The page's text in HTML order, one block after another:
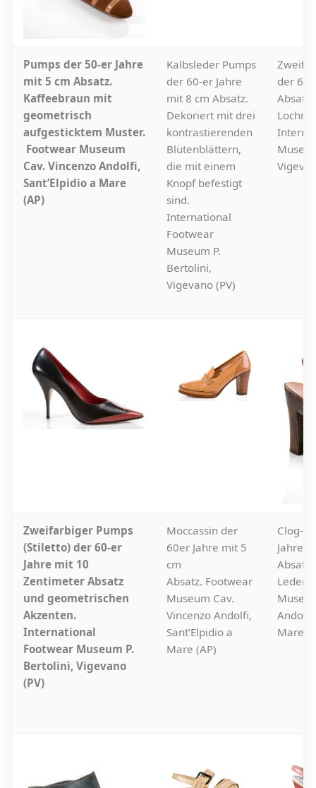
Pumps der 50-er Jahre
mit 5 cm Absatz.
Kaffeebraun mit
geometrisch
aufgesticktem Muster.
Footwear Museum
Cav. Vincenzo Andolfi,
Sant’Elpidio a Mare
(AP)
Kalbsleder Pumps
der 60-er Jahre
mit 8 cm Absatz.
Dekoriert mit drei
kontrastierenden
Blütenblättern,
die mit einem
Knopf befestigt
sind.
International
Footwear
Museum P.
Bertolini,
Vigevano (PV)
der 60-
Absatz
Zweifarbiger Pumps
(Stiletto) der 60-er
Jahre mit 10
Zentimeter Absatz
und geometrischen
Akzenten.
International
Footwear Museum P.
Bertolini, Vigevano
(PV)
Moccassin der
60er Jahre mit 5
cm
Absatz. Footwear
Museum Cav.
Vincenzo Andolfi,
Sant’Elpidio a
Mare (AP)
Clog-
Jahre
Leder,
Andolfi,
Mare